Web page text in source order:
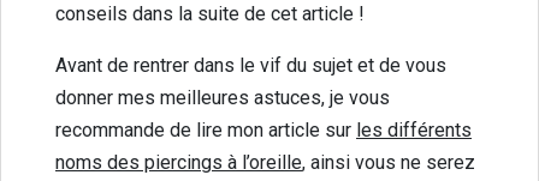
conseils dans la suite de cet article !
Avant de rentrer dans le vif du sujet et de vous
donner mes meilleures astuces, je vous
recommande de lire mon article sur les différents
noms des piercings à l’oreille, ainsi vous ne serez